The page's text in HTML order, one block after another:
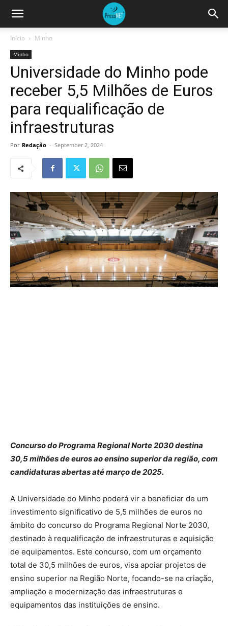
Início Minho
Minho
Universidade do Minho pode
receber 5,5 Milhões de Euros
para requalificação de
infraestruturas
Por Redação - September 2, 2024
Concurso do Programa Regional Norte 2030 destina
30,5 milhões de euros ao ensino superior da região, com
candidaturas abertas até março de 2025.
A Universidade do Minho poderá vir a beneficiar de um
investimento significativo de 5,5 milhões de euros no
âmbito do concurso do Programa Regional Norte 2030,
destinado à requalificação de infraestruturas e aquisição
de equipamentos. Este concurso, com um orçamento
total de 30,5 milhões de euros, visa apoiar projetos de
ensino superior na Região Norte, focando-se na criação,
ampliação e modernização das infraestruturas e
equipamentos das instituições de ensino.